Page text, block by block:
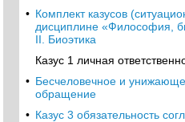
• Комплект казусов
дисциплине «Философия,
II. Биоэтика
Казус 1 личная
• Бесчеловечное и
обращение
• Казус 3 обязательность